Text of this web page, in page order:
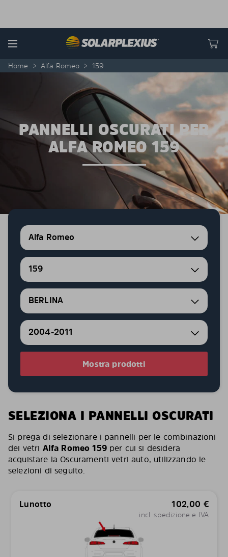
Menu
Home > Alfa Romeo > 159
PANNELLI OSCURATI PER
ALFA ROMEO 159
Alfa Romeo
159
BERLINA
2004-2011
Mostra prodotti
SELEZIONA I PANNELLI OSCURATI
Si prega di selezionare i pannelli per le combinazioni
dei vetri Alfa Romeo 159per cui si desidera
acquistare la Oscuramenti vetri auto, utilizzando le
selezioni di seguito.
Lunotto 102,00 €
incl. spedizione e IVA